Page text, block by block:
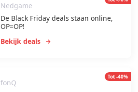
Nedgame
De Black Friday deals staan online,
OP=OP!
Bekijk deals
Tot -40%
fonQ